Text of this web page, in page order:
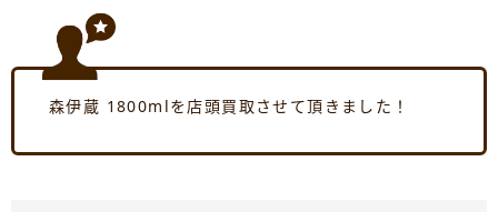
森伊蔵 1800mlを店頭買取させて頂きました！